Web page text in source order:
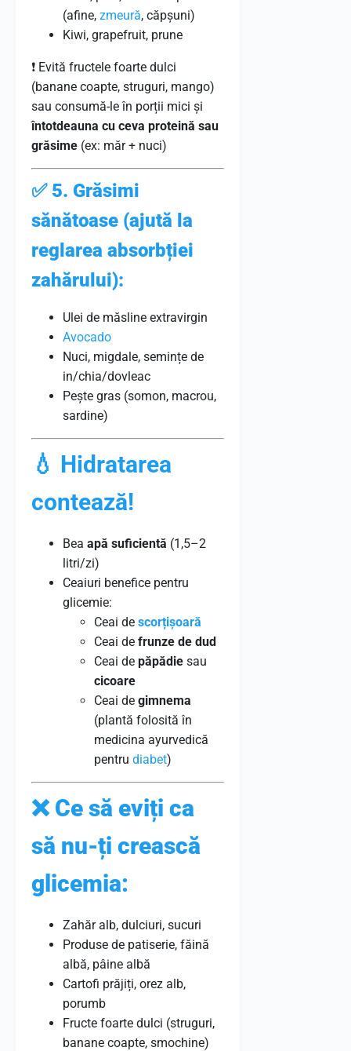
(afine, zmeură, căpșuni)
Kiwi, grapefruit, prune
❗ Evită fructele foarte dulci
(banane coapte, struguri, mango)
sau consumă-le în porții mici și
întotdeauna cu ceva proteină sau
grăsime (ex: măr + nuci)
✅ 5. Grăsimi
sănătoase (ajută la
reglarea absorbției
zahărului):
Ulei de măsline extravirgin
Avocado
Nuci, migdale, semințe de
in/chia/dovleac
Pește gras (somon, macrou,
sardine)
💧 Hidratarea
contează!
Bea apă suficientă (1,5–2
litri/zi)
Ceaiuri benefice pentru
glicemie:
Ceai de scorțișoară
Ceai de frunze de dud
Ceai de păpădie sau
cicoare
Ceai de gimnema
(plantă folosită în
medicina ayurvedică
pentru diabet)
❌ Ce să eviți ca
să nu-ți crească
glicemia:
Zahăr alb, dulciuri, sucuri
Produse de patiserie, făină
albă, pâine albă
Cartofi prăjiți, orez alb,
porumb
Fructe foarte dulci (struguri,
banane coapte, smochine)